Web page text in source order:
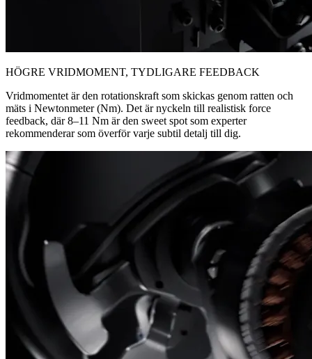
HÖGRE VRIDMOMENT, TYDLIGARE FEEDBACK
Vridmomentet är den rotationskraft som skickas genom ratten och
mäts i Newtonmeter (Nm). Det är nyckeln till realistisk force
feedback, där 8–11 Nm är den sweet spot som experter
rekommenderar som överför varje subtil detalj till dig.